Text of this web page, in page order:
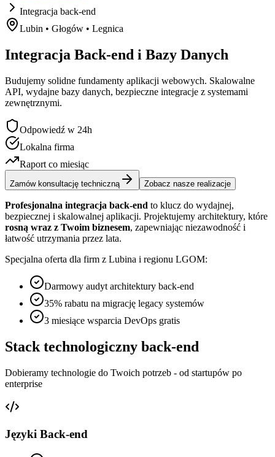
Integracja back-end
Lubin • Głogów • Legnica
Integracja Back-end i Bazy Danych
Budujemy solidne fundamenty aplikacji webowych. Skalowalne
API, wydajne bazy danych, bezpieczne integracje z systemami
zewnętrznymi.
Odpowiedź w 24h
Lokalna firma
Raport co miesiąc
Zamów konsultację techniczną Zobacz nasze realizacje
Profesjonalna integracja back-end to klucz do wydajnej,
bezpiecznej i skalowalnej aplikacji. Projektujemy architektury, które
rosną wraz z Twoim biznesem, zapewniając niezawodność i
łatwość utrzymania przez lata.
Specjalna oferta dla firm z Lubina i regionu LGOM:
Darmowy audyt architektury back-end
35% rabatu na migrację legacy systemów
3 miesiące wsparcia DevOps gratis
Stack technologiczny back-end
Dobieramy technologie do Twoich potrzeb - od startupów po
enterprise
Języki Back-end